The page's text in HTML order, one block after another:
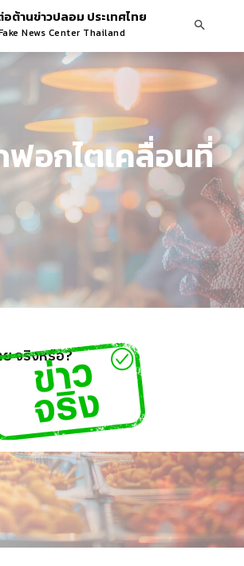
ต้านข่าวปลอม ประเทศไทย
News Center Thailand
ฟอกไตเคลื่อนที่
จริงหรือ?